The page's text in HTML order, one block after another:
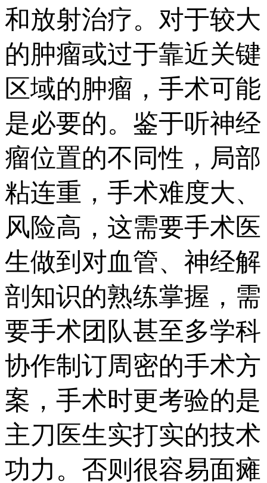
和放射治疗。对于较大
的肿瘤或过于靠近关键
区域的肿瘤，手术可能
是必要的。鉴于听神经
瘤位置的不同性，局部
粘连重，手术难度大、
风险高，这需要手术医
生做到对血管、神经解
剖知识的熟练掌握，需
要手术团队甚至多学科
协作制订周密的手术方
案，手术时更考验的是
主刀医生实打实的技术
功力。否则很容易面瘫